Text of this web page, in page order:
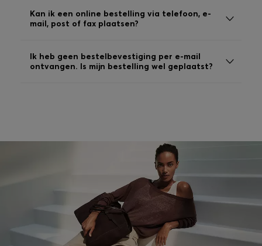
Kan ik een online bestelling via telefoon, e-
mail, post of fax plaatsen?
Ik heb geen bestelbevestiging per e-mail
ontvangen. Is mijn bestelling wel geplaatst?